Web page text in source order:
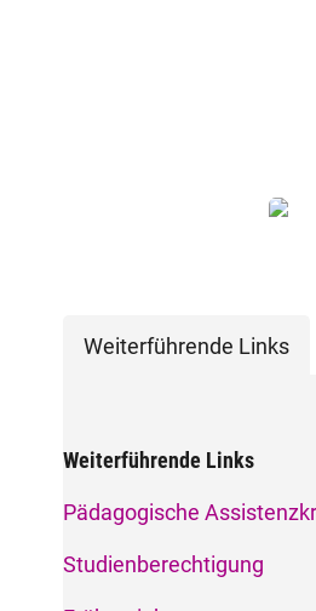
Weiterführende Links
Weiterführende Links
Pädagogische
Studienberechtigung